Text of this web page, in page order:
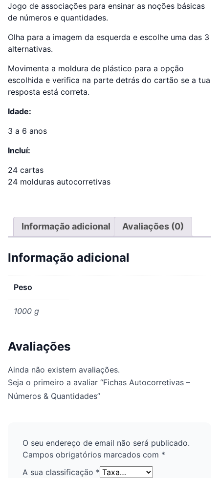
Jogo de associações para ensinar as noções básicas
de números e quantidades.
Olha para a imagem da esquerda e escolhe uma das 3
alternativas.
Movimenta a moldura de plástico para a opção
escolhida e verifica na parte detrás do cartão se a tua
resposta está correta.
Idade:
3 a 6 anos
Incluí:
24 cartas
24 molduras autocorretivas
Informação adicional Avaliações (0)
Informação adicional
Peso
1000 g
Avaliações
Ainda não existem avaliações.
Seja o primeiro a avaliar “Fichas Autocorretivas –
Números & Quantidades”
O seu endereço de email não será publicado.
Campos obrigatórios marcados com *
A sua classificação *